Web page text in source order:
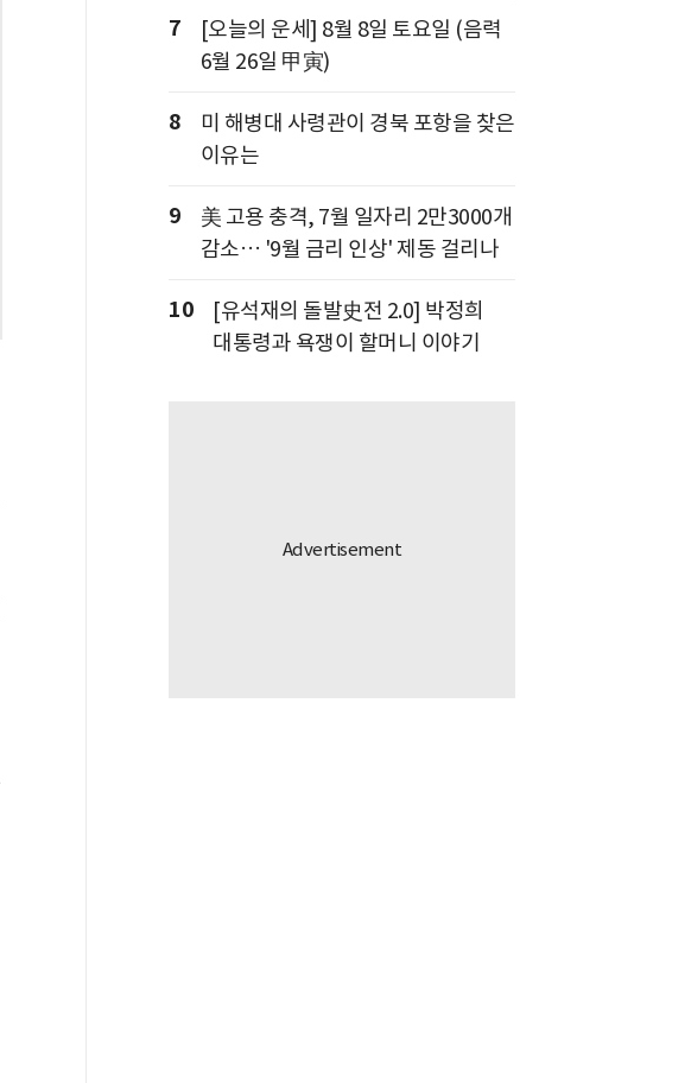
7
[오늘의 운세] 8월 8일 토요일 (음력
6월 26일 甲寅)
8
미 해병대 사령관이 경북 포항을 찾은
이유는
9
美 고용 충격, 7월 일자리 2만3000개
감소… '9월 금리 인상' 제동 걸리나
10
[유석재의 돌발史전 2.0] 박정희
대통령과 욕쟁이 할머니 이야기